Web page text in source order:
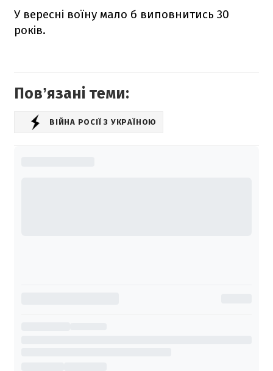
У вересні воїну мало б виповнитись 30
років.
Повʼязані теми:
ВІЙНА РОСІЇ З УКРАЇНОЮ